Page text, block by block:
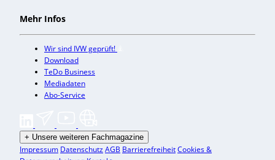
Mehr Infos
Wir sind IVW geprüft!
Download
TeDo Business
Mediadaten
Abo-Service
+ Unsere weiteren Fachmagazine
Impressum DatenschutzAGB BarrierefreiheitCookies &